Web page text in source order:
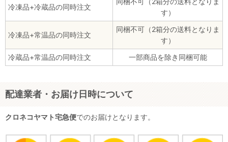
冷凍品+冷蔵品の同時注文
す）
冷凍品+常温品の同時注文
同梱不可（2箱分の送料となりま
す）
冷蔵品+常温品の同時注文
一部商品を除き同梱可能
配達業者・お届け日時について
クロネコヤマト宅急便でのお届けとなります。